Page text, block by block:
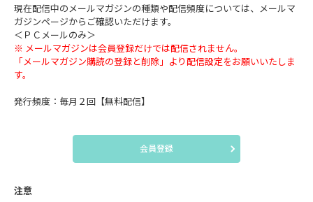
現在配信中のメールマガジンの種類や配信頻度については、メールマ
ガジンページからご確認いただけます。
＜ＰＣメールのみ＞
※ メールマガジンは会員登録だけでは配信されません。
「メールマガジン購読の登録と削除」より配信設定をお願いいたしま
す。
発行頻度：毎月２回【無料配信】
会員登録
注意